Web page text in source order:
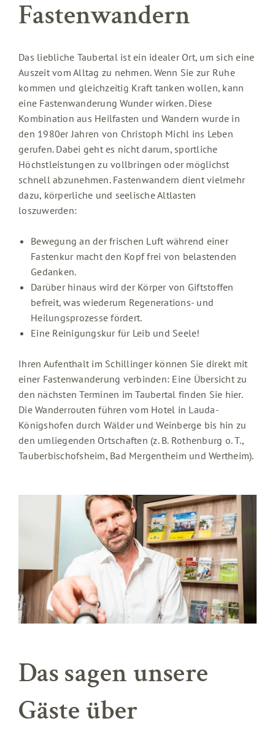
Fastenwandern
Das liebliche Taubertal ist ein idealer Ort, um sich eine
Auszeit vom Alltag zu nehmen. Wenn Sie zur Ruhe
kommen und gleichzeitig Kraft tanken wollen, kann
eine Fastenwanderung Wunder wirken. Diese
Kombination aus Heilfasten und Wandern wurde in
den 1980er Jahren von Christoph Michl ins Leben
gerufen. Dabei geht es nicht darum, sportliche
Höchstleistungen zu vollbringen oder möglichst
schnell abzunehmen. Fastenwandern dient vielmehr
dazu, körperliche und seelische Altlasten
loszuwerden:
Bewegung an der frischen Luft während einer
Fastenkur macht den Kopf frei von belastenden
Gedanken.
Darüber hinaus wird der Körper von Giftstoffen
befreit, was wiederum Regenerations- und
Heilungsprozesse fördert.
Eine Reinigungskur für Leib und Seele!
Ihren Aufenthalt im Schillinger können Sie direkt mit
einer Fastenwanderung verbinden: Eine Übersicht zu
den nächsten Terminen im Taubertal finden Sie hier.
Die Wanderrouten führen vom Hotel in Lauda-
Königshofen durch Wälder und Weinberge bis hin zu
den umliegenden Ortschaften (z. B. Rothenburg o. T.,
Tauberbischofsheim, Bad Mergentheim und Wertheim).
Das sagen unsere
Gäste über